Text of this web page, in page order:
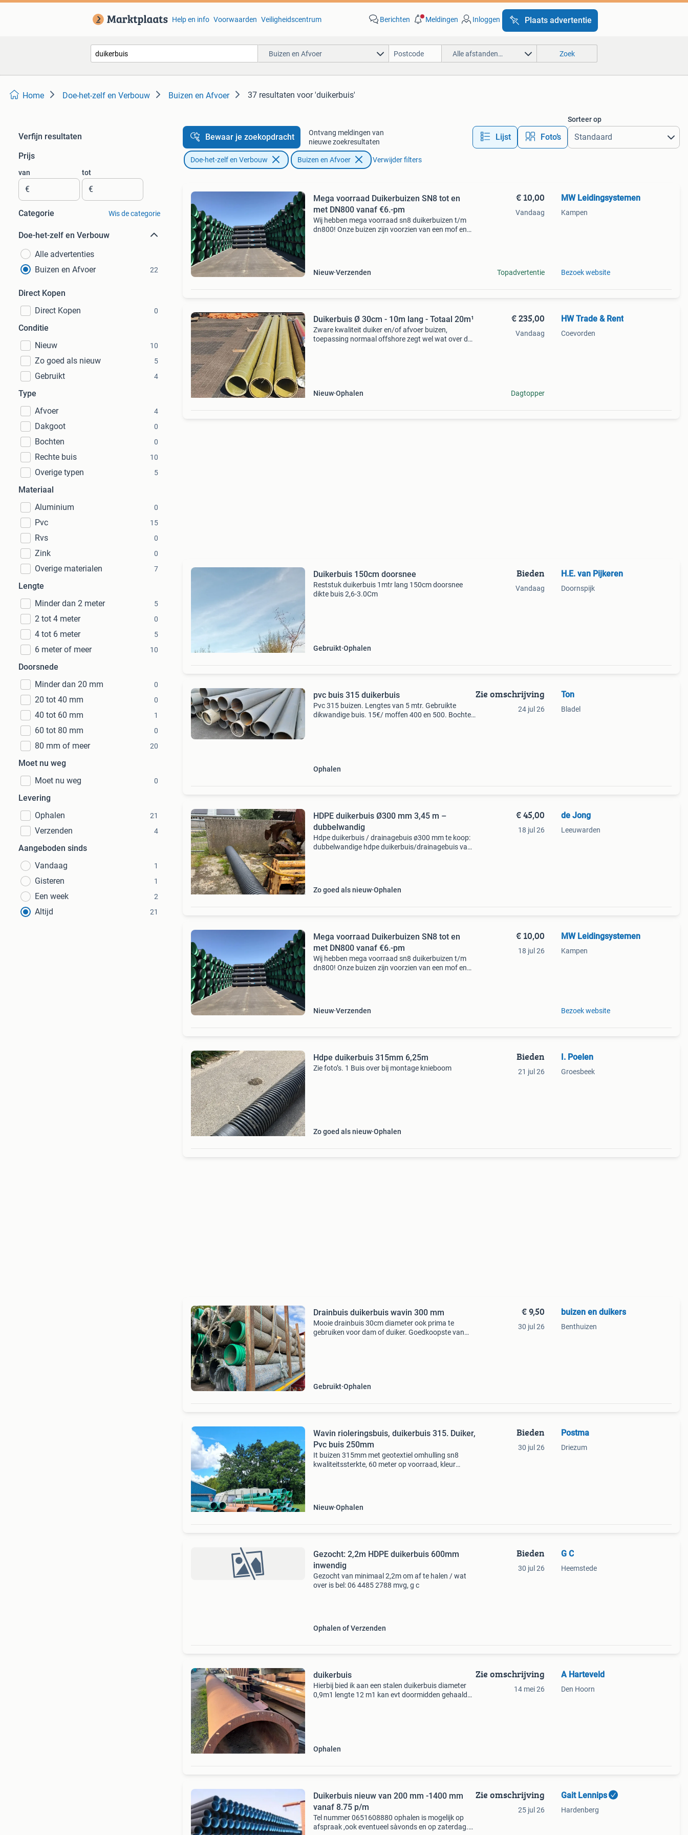
Help en info Voorwaarden Veiligheidscentrum Berichten Meldingen Inloggen Plaats advertentie
Buizen en Afvoer Alle afstanden… Zoek
Home Doe-het-zelf en Verbouw Buizen en Afvoer 37 resultaten voor 'duikerbuis'
Verfijn resultaten
Prijs
van
€
tot
€
Categorie Wis de categorie
Doe-het-zelf en Verbouw
Alle advertenties
Buizen en Afvoer
22
Direct Kopen
Direct Kopen
0
Conditie
Nieuw
10
Zo goed als nieuw 5
Gebruikt 4
Type
Afvoer
4
Dakgoot 0
Bochten 0
Rechte buis 10
Overige typen 5
Materiaal
Aluminium
0
Pvc 15
Rvs 0
Zink 0
Overige materialen 7
Lengte
Minder dan 2 meter
5
2 tot 4 meter 0
4 tot 6 meter 5
6 meter of meer 10
Doorsnede
Minder dan 20 mm
0
20 tot 40 mm 0
40 tot 60 mm 1
60 tot 80 mm 0
80 mm of meer 20
Moet nu weg
Moet nu weg
0
Levering
Ophalen
21
Verzenden 4
Aangeboden sinds
Vandaag
1
Gisteren 1
Een week 2
Altijd 21
Bewaar je zoekopdracht
Ontvang meldingen van
nieuwe zoekresultaten
Lijst Foto’s
Sorteer op
Doe-het-zelf en Verbouw Buizen en Afvoer Verwijder filters
Mega voorraad Duikerbuizen SN8 tot en
met DN800 vanaf €6.-pm
Wij hebben mega voorraad sn8 duikerbuizen t/m
dn800! Onze buizen zijn voorzien van een mof en
Nieuw Verzenden
€ 10,00
Vandaag
Topadvertentie
MW Leidingsystemen
Kampen
Bezoek website
Duikerbuis Ø 30cm - 10m lang - Totaal 20m¹
Zware kwaliteit duiker en/of afvoer buizen,
toepassing normaal offshore zegt wel wat over de
Nieuw Ophalen
€ 235,00
Vandaag
Dagtopper
HW Trade & Rent
Coevorden
Duikerbuis 150cm doorsnee
Reststuk duikerbuis 1mtr lang 150cm doorsnee
dikte buis 2,6-3.0Cm
Gebruikt Ophalen
Bieden
Vandaag
H.E. van Pijkeren
Doornspijk
pvc buis 315 duikerbuis
Pvc 315 buizen. Lengtes van 5 mtr. Gebruikte
dikwandige buis. 15€/ moffen 400 en 500. Bochten
Ophalen
Zie omschrijving
24 jul 26
Ton
Bladel
HDPE duikerbuis Ø300 mm 3,45 m –
dubbelwandig
Hdpe duikerbuis / drainagebuis ø300 mm te koop:
dubbelwandige hdpe duikerbuis/drainagebuis van
Zo goed als nieuw Ophalen
€ 45,00
18 jul 26
de Jong
Leeuwarden
Mega voorraad Duikerbuizen SN8 tot en
met DN800 vanaf €6.-pm
Wij hebben mega voorraad sn8 duikerbuizen t/m
dn800! Onze buizen zijn voorzien van een mof en
Nieuw Verzenden
€ 10,00
18 jul 26
MW Leidingsystemen
Kampen
Bezoek website
Hdpe duikerbuis 315mm 6,25m
Zie foto’s. 1 Buis over bij montage knieboom
Zo goed als nieuw Ophalen
Bieden
21 jul 26
I. Poelen
Groesbeek
Drainbuis duikerbuis wavin 300 mm
Mooie drainbuis 30cm diameter ook prima te
gebruiken voor dam of duiker. Goedkoopste van
Gebruikt Ophalen
€ 9,50
30 jul 26
buizen en duikers
Benthuizen
Wavin rioleringsbuis, duikerbuis 315. Duiker,
Pvc buis 250mm
It buizen 315mm met geotextiel omhulling sn8
kwaliteitssterkte, 60 meter op voorraad, kleur
Nieuw Ophalen
Bieden
30 jul 26
Postma
Driezum
Gezocht: 2,2m HDPE duikerbuis 600mm
inwendig
Gezocht van minimaal 2,2m om af te halen / wat
over is bel: 06 4485 2788 mvg, g c
Ophalen of Verzenden
Bieden
30 jul 26
G C
Heemstede
duikerbuis
Hierbij bied ik aan een stalen duikerbuis diameter
0,9m1 lengte 12 m1 kan evt doormidden gehaald
Ophalen
Zie omschrijving
14 mei 26
A Harteveld
Den Hoorn
Duikerbuis nieuw van 200 mm -1400 mm
vanaf 8.75 p/m
Tel nummer 0651608880 ophalen is mogelijk op
afspraak ,ook eventueel sàvonds en op zaterdag.
Zie omschrijving
25 jul 26
Gait Lennips
Hardenberg